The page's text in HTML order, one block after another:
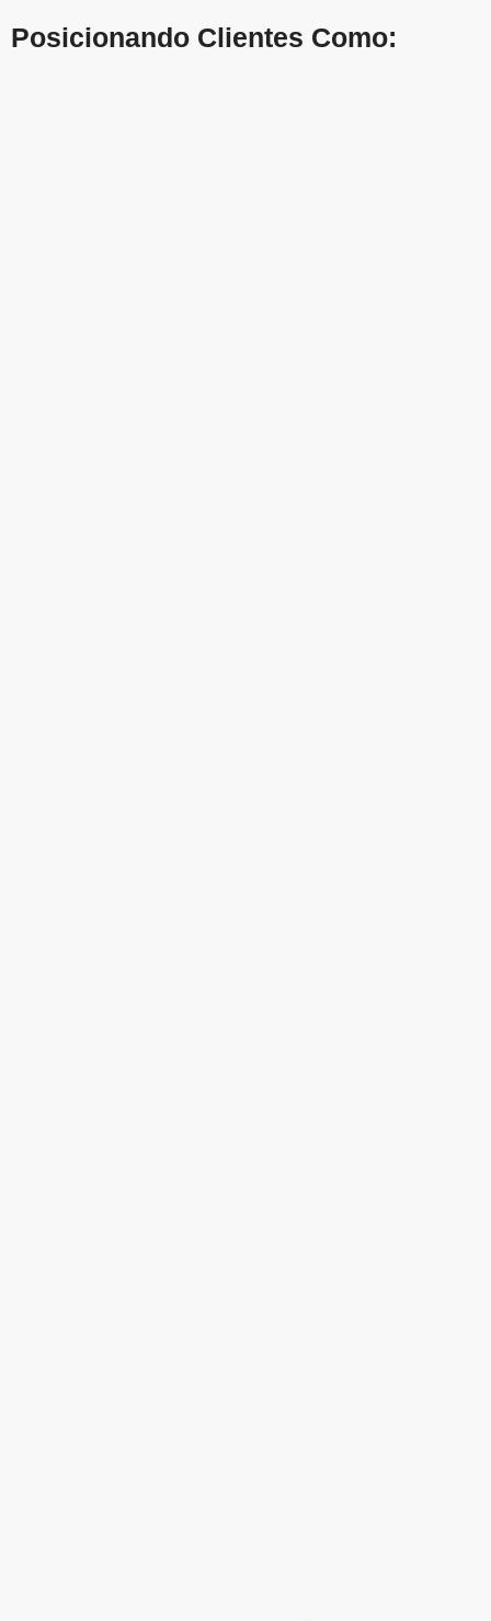
Posicionando Clientes Como: